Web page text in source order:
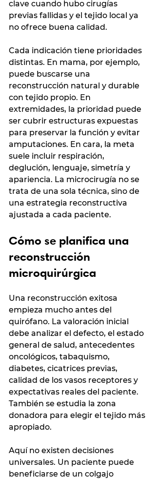
clave cuando hubo cirugías
previas fallidas y el tejido local ya
no ofrece buena calidad.
Cada indicación tiene prioridades
distintas. En mama, por ejemplo,
puede buscarse una
reconstrucción natural y durable
con tejido propio. En
extremidades, la prioridad puede
ser cubrir estructuras expuestas
para preservar la función y evitar
amputaciones. En cara, la meta
suele incluir respiración,
deglución, lenguaje, simetría y
apariencia. La microcirugía no se
trata de una sola técnica, sino de
una estrategia reconstructiva
ajustada a cada paciente.
Cómo se planifica una
reconstrucción
microquirúrgica
Una reconstrucción exitosa
empieza mucho antes del
quirófano. La valoración inicial
debe analizar el defecto, el estado
general de salud, antecedentes
oncológicos, tabaquismo,
diabetes, cicatrices previas,
calidad de los vasos receptores y
expectativas reales del paciente.
También se estudia la zona
donadora para elegir el tejido más
apropiado.
Aquí no existen decisiones
universales. Un paciente puede
beneficiarse de un colgajo